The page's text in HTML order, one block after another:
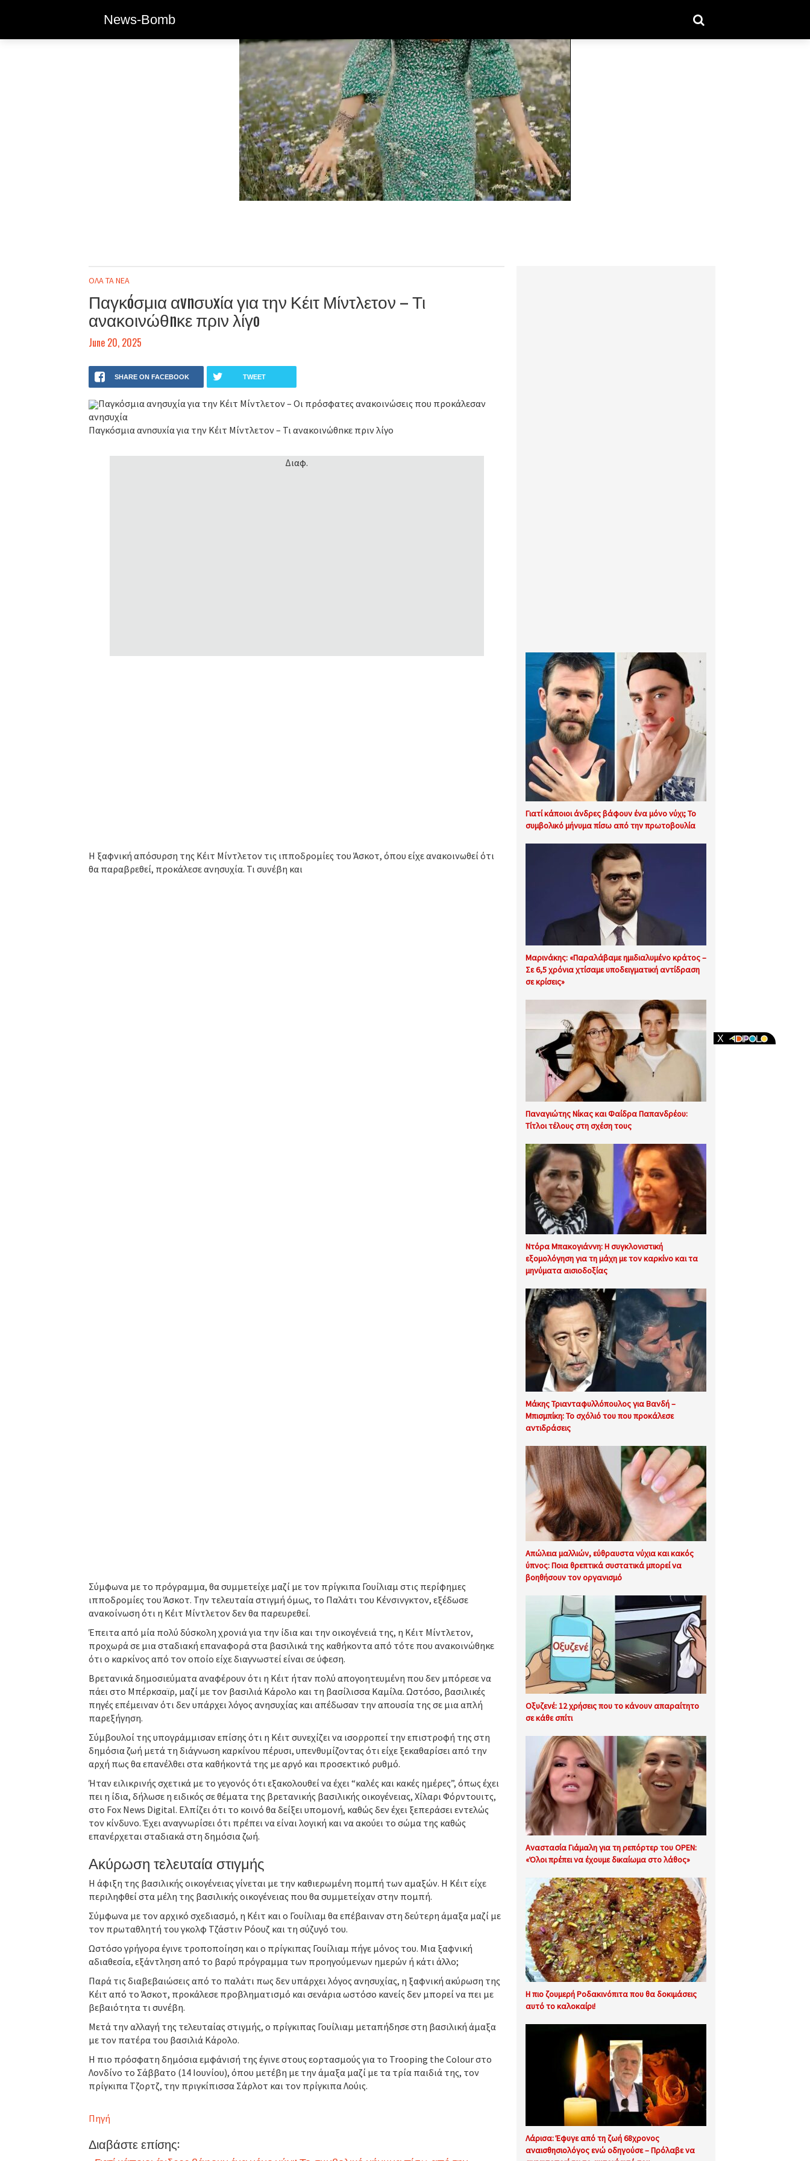
News-Bomb
ΟΛΑ ΤΑ ΝΕΑ
Παγκóσμια αvnσυxία για την Κέιτ Μίντλετον – Τι
ανακοινώθnκε πριν λίγo
June 20, 2025
SHARE ON FACEBOOK TWEET
Παγκόσμια ανησυχία για την Κέιτ Μίντλετον – Οι πρόσφατες ανακοινώσεις που προκάλεσαν
ανησυχία
Παγκóσμια αvnσυxία για την Κέιτ Μίντλετον – Τι ανακοινώθnκε πριν λίγo
Διαφ.
Η ξαφνική απόσυρση της Κέιτ Μίντλετον τις ιπποδρομίες του Άσκοτ, όπου είχε ανακοινωθεί ότι
θα παραβρεθεί, προκάλεσε ανησυχία. Τι συνέβη και
Σύμφωνα με το πρόγραμμα, θα συμμετείχε μαζί με τον πρίγκιπα Γουίλιαμ στις περίφημες
ιπποδρομίες του Άσκοτ. Την τελευταία στιγμή όμως, το Παλάτι του Κένσινγκτον, εξέδωσε
ανακοίνωση ότι η Κέιτ Μίντλετον δεν θα παρευρεθεί.
Έπειτα από μία πολύ δύσκολη χρονιά για την ίδια και την οικογένειά της, η Κέιτ Μίντλετον,
προχωρά σε μια σταδιακή επαναφορά στα βασιλικά της καθήκοντα από τότε που ανακοινώθηκε
ότι ο καρκίνος από τον οποίο είχε διαγνωστεί είναι σε ύφεση.
Βρετανικά δημοσιεύματα αναφέρουν ότι η Κέιτ ήταν πολύ απογοητευμένη που δεν μπόρεσε να
πάει στο Μπέρκσαϊρ, μαζί με τον βασιλιά Κάρολο και τη βασίλισσα Καμίλα. Ωστόσο, βασιλικές
πηγές επέμειναν ότι δεν υπάρχει λόγος ανησυχίας και απέδωσαν την απουσία της σε μια απλή
παρεξήγηση.
Σύμβουλοί της υπογράμμισαν επίσης ότι η Κέιτ συνεχίζει να ισορροπεί την επιστροφή της στη
δημόσια ζωή μετά τη διάγνωση καρκίνου πέρυσι, υπενθυμίζοντας ότι είχε ξεκαθαρίσει από την
αρχή πως θα επανέλθει στα καθήκοντά της με αργό και προσεκτικό ρυθμό.
Ήταν ειλικρινής σχετικά με το γεγονός ότι εξακολουθεί να έχει “καλές και κακές ημέρες”, όπως έχει
πει η ίδια, δήλωσε η ειδικός σε θέματα της βρετανικής βασιλικής οικογένειας, Χίλαρι Φόρντουιτς,
στο Fox News Digital. Ελπίζει ότι το κοινό θα δείξει υπομονή, καθώς δεν έχει ξεπεράσει εντελώς
τον κίνδυνο. Έχει αναγνωρίσει ότι πρέπει να είναι λογική και να ακούει το σώμα της καθώς
επανέρχεται σταδιακά στη δημόσια ζωή.
Ακύρωση τελευταία στιγμής
Η άφιξη της βασιλικής οικογένειας γίνεται με την καθιερωμένη πομπή των αμαξών. Η Κέιτ είχε
περιληφθεί στα μέλη της βασιλικής οικογένειας που θα συμμετείχαν στην πομπή.
Σύμφωνα με τον αρχικό σχεδιασμό, η Κέιτ και ο Γουίλιαμ θα επέβαιναν στη δεύτερη άμαξα μαζί με
τον πρωταθλητή του γκολφ Τζάστιν Ρόουζ και τη σύζυγό του.
Ωστόσο γρήγορα έγινε τροποποίηση και ο πρίγκιπας Γουίλιαμ πήγε μόνος του. Μια ξαφνική
αδιαθεσία, εξάντληση από το βαρύ πρόγραμμα των προηγούμενων ημερών ή κάτι άλλο;
Παρά τις διαβεβαιώσεις από το παλάτι πως δεν υπάρχει λόγος ανησυχίας, η ξαφνική ακύρωση της
Κέιτ από το Άσκοτ, προκάλεσε προβληματισμό και σενάρια ωστόσο κανείς δεν μπορεί να πει με
βεβαιότητα τι συνέβη.
Μετά την αλλαγή της τελευταίας στιγμής, ο πρίγκιπας Γουίλιαμ μεταπήδησε στη βασιλική άμαξα
με τον πατέρα του βασιλιά Κάρολο.
Η πιο πρόσφατη δημόσια εμφάνισή της έγινε στους εορτασμούς για το Trooping the Colour στο
Λονδίνο το Σάββατο (14 Ιουνίου), όπου μετέβη με την άμαξα μαζί με τα τρία παιδιά της, τον
πρίγκιπα Τζορτζ, την πριγκίπισσα Σάρλοτ και τον πρίγκιπα Λούις.
Πηγή
Διαβάστε επίσης:
Γιατί κάποιοι άνδρες βάφουν ένα μόνο νύχι; Το
συμβολικό μήνυμα πίσω από την πρωτοβουλία
Μαρινάκης: «Παραλάβαμε ημιδιαλυμένο κράτος –
Σε 6,5 χρόνια χτίσαμε υποδειγματική αντίδραση
σε κρίσεις»
Παναγιώτης Νίκας και Φαίδρα Παπανδρέου:
Τίτλοι τέλους στη σχέση τους
Ντόρα Μπακογιάννη: Η συγκλονιστική
εξομολόγηση για τη μάχη με τον καρκίνο και τα
μηνύματα αισιοδοξίας
Μάκης Τριανταφυλλόπουλος για Βανδή –
Μπισμπίκη: Το σχόλιό του που προκάλεσε
αντιδράσεις
Απώλεια μαλλιών, εύθραυστα νύχια και κακός
ύπνος: Ποια θρεπτικά συστατικά μπορεί να
βοηθήσουν τον οργανισμό
Οξυζενέ: 12 χρήσεις που το κάνουν απαραίτητο
σε κάθε σπίτι
Αναστασία Γιάμαλη για τη ρεπόρτερ του OPEN:
«Όλοι πρέπει να έχουμε δικαίωμα στο λάθος»
Η πιο ζουμερή Ροδακινόπιτα που θα δοκιμάσεις
αυτό το καλοκαίρι!
Λάρισα: Έφυγε από τη ζωή 68χρονος
αναισθησιολόγος ενώ οδηγούσε – Πρόλαβε να